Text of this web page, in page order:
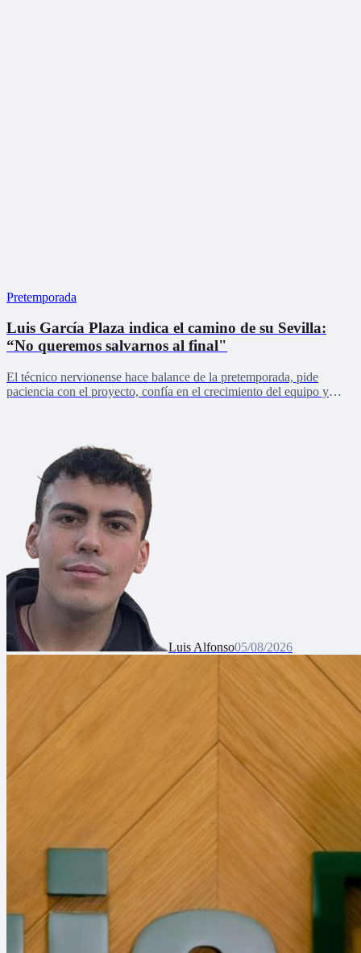
Pretemporada
Luis García Plaza indica el camino de su Sevilla:
“No queremos salvarnos al final"
El técnico nervionense hace balance de la pretemporada, pide
paciencia con el proyecto, confía en el crecimiento del equipo y
Luis Alfonso05/08/2026